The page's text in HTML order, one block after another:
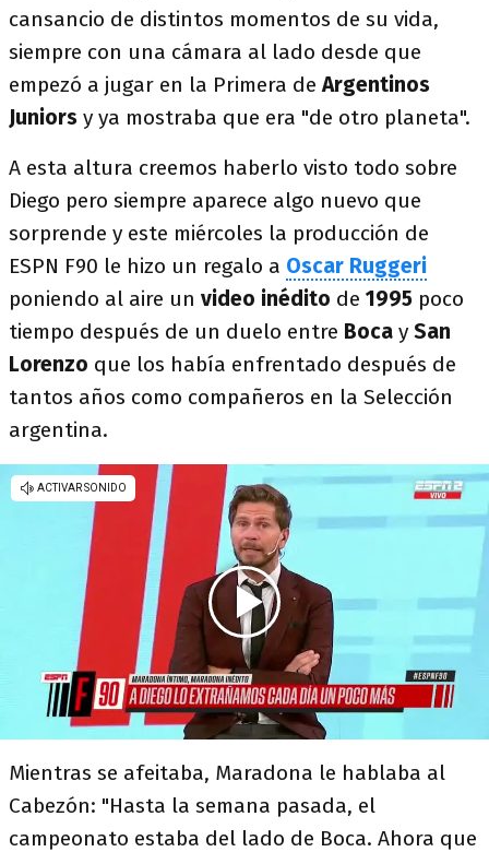
cansancio de distintos momentos de su vida,
siempre con una cámara al lado desde que
empezó a jugar en la Primera deArgentinos
Juniors y ya mostraba que era "de otro planeta".
A esta altura creemos haberlo visto todo sobre
Diego pero siempre aparece algo nuevo que
sorprende y este miércoles la producción de
ESPN F90 le hizo un regalo a Oscar Ruggeri
poniendo al aire un video inédito de 1995 poco
tiempo después de un duelo entre Boca y San
Lorenzo que los había enfrentado después de
tantos años como compañeros en la Selección
argentina.
Mientras se afeitaba, Maradona le hablaba al
Cabezón: "Hasta la semana pasada, el
campeonato estaba del lado de Boca. Ahora que